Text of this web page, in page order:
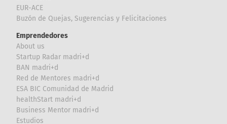
EUR-ACE
Buzón de Quejas, Sugerencias y Felicitaciones
Emprendedores
About us
Startup Radar madri+d
BAN madri+d
Red de Mentores madri+d
ESA BIC Comunidad de Madrid
healthStart madri+d
Business Mentor madri+d
Estudios